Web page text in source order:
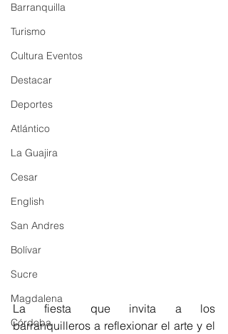
Barranquilla
Turismo
Cultura Eventos
Destacar
Deportes
Atlántico
La Guajira
Cesar
English
San Andres
Bolívar
Sucre
Magdalena
Córdoba
La fiesta que invita a los
barranquilleros a reflexionar el arte y el